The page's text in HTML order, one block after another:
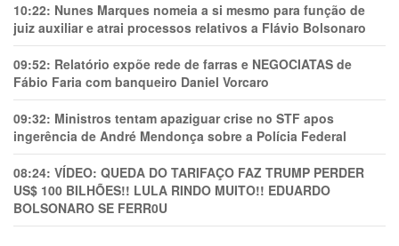
10:22: Nunes Marques nomeia a si mesmo para função de
juiz auxiliar e atrai processos relativos a Flávio Bolsonaro
09:52: Relatório expõe rede de farras e NEGOCIATAS de
Fábio Faria com banqueiro Daniel Vorcaro
09:32: Ministros tentam apaziguar crise no STF apos
ingerência de André Mendonça sobre a Polícia Federal
08:24: VÍDEO: QUEDA DO TARIFAÇO FAZ TRUMP PERDER
US$ 100 BILHÕES!! LULA RINDO MUITO!! EDUARDO
BOLSONARO SE FERR0U